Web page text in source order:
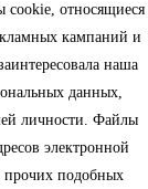
относящиеся
кампаний и
наша
данных,
личности. Файлы
электронной
прочих подобных